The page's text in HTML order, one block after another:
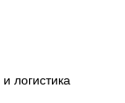
логистика